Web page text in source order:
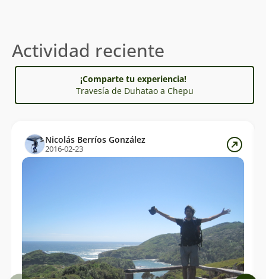
Actividad reciente
¡Comparte tu experiencia!
Travesía de Duhatao a Chepu
Nicolás Berríos González
2016-02-23